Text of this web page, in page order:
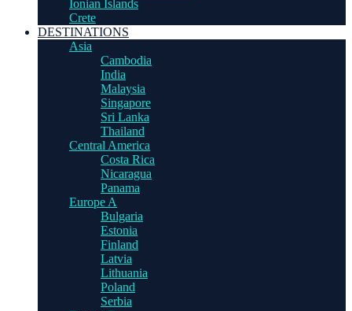
Ionian Islands
Crete
DESTINATIONS
Asia
Cambodia
India
Malaysia
Singapore
Sri Lanka
Thailand
Central America
Costa Rica
Nicaragua
Panama
Europe A
Bulgaria
Estonia
Finland
Latvia
Lithuania
Poland
Serbia